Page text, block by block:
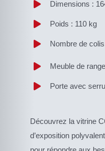
Dimensions :
Poids : 110 kg
Nombre de
Meuble de
Porte avec
Découvrez la vitrine
d’exposition